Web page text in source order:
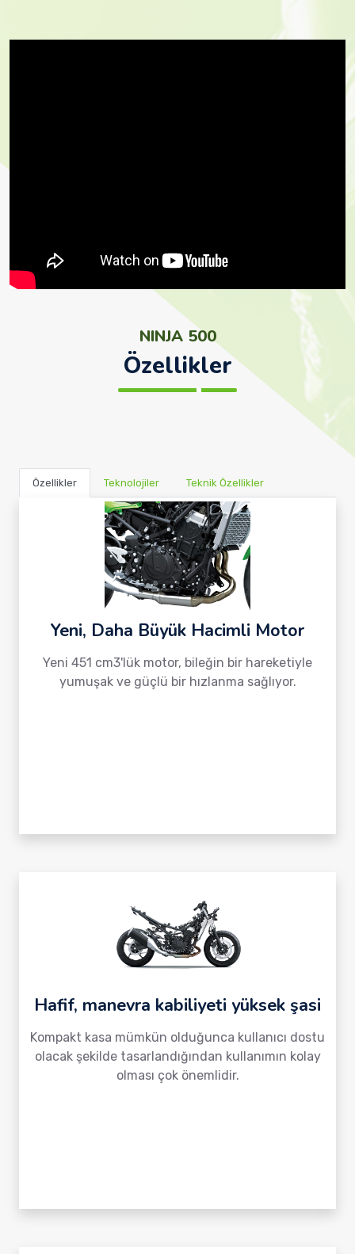
NINJA 500
Özellikler
Özellikler Teknolojiler Teknik Özellikler
Yeni, Daha Büyük Hacimli Motor
Yeni 451 cm3'lük motor, bileğin bir hareketiyle
yumuşak ve güçlü bir hızlanma sağlıyor.
Hafif, manevra kabiliyeti yüksek şasi
Kompakt kasa mümkün olduğunca kullanıcı dostu
olacak şekilde tasarlandığından kullanımın kolay
olması çok önemlidir.